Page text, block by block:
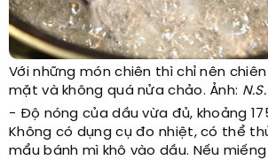
Với những món chiên thì chỉ nên
mặt và không quá nửa chảo. Ảnh: N.S.
- Độ nóng của dầu vừa đủ, khoảng
Không có dụng cụ đo nhiệt, có thể
mẩu bánh mì khô vào dầu. Nếu